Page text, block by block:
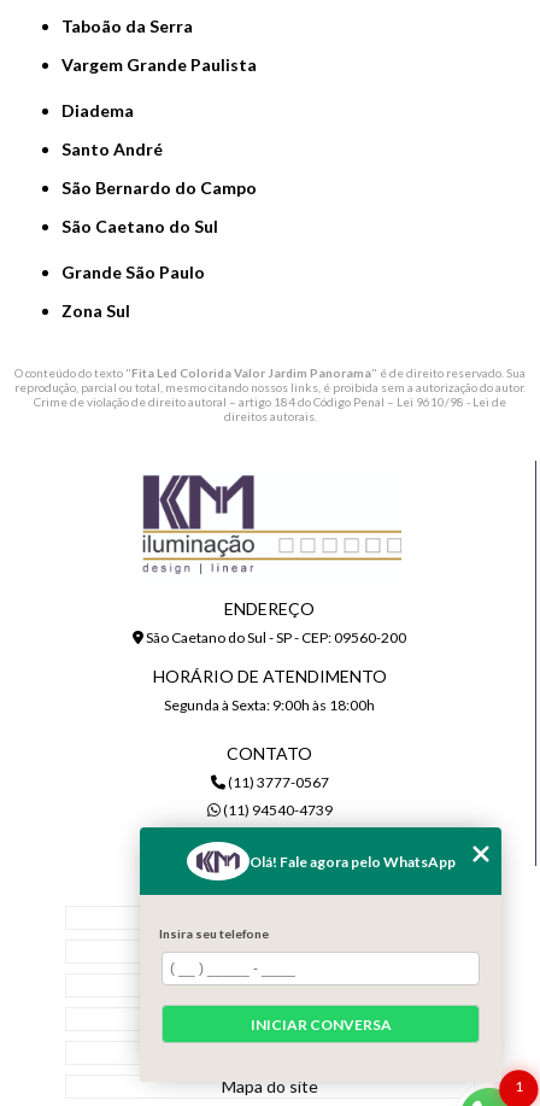
Taboão da Serra
Vargem Grande Paulista
Diadema
Santo André
São Bernardo do Campo
São Caetano do Sul
Grande São Paulo
Zona Sul
O conteúdo do texto "Fita Led Colorida Valor Jardim Panorama" é de direito reservado. Sua
reprodução, parcial ou total, mesmo citando nossos links, é proibida sem a autorização do autor.
Crime de violação de direito autoral – artigo 184 do Código Penal – Lei 9610/98 - Lei de
direitos autorais.
ENDEREÇO
São Caetano do Sul - SP - CEP: 09560-200
HORÁRIO DE ATENDIMENTO
Segunda à Sexta: 9:00h às 18:00h
CONTATO
(11) 3777-0567
(11) 94540-4739
Quem Somos
Serviços
Contato
Mapa do site
1
Olá! Fale agora pelo WhatsApp
Insira seu telefone
INICIAR CONVERSA